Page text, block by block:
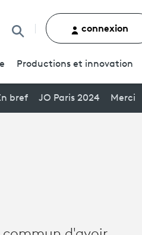
Rechercher un contenu
connexion
Productions et innovation
bref JO Paris 2024 Merci